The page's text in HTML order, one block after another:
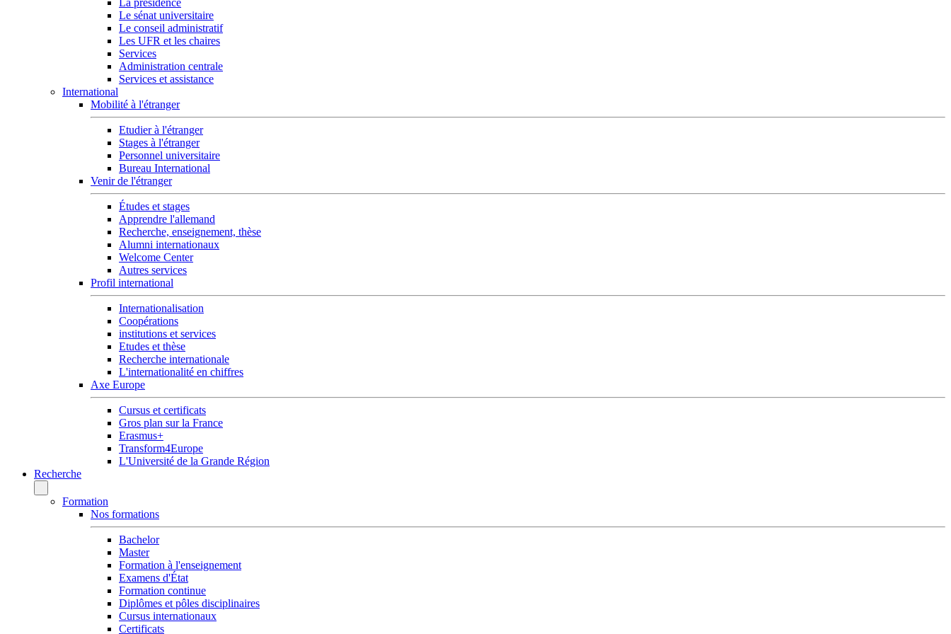
La présidence
Le sénat universitaire
Le conseil administratif
Les UFR et les chaires
Services
Administration centrale
Services et assistance
International
Mobilité à l'étranger
Etudier à l'étranger
Stages à l'étranger
Personnel universitaire
Bureau International
Venir de l'étranger
Études et stages
Apprendre l'allemand
Recherche, enseignement, thèse
Alumni internationaux
Welcome Center
Autres services
Profil international
Internationalisation
Coopérations
institutions et services
Etudes et thèse
Recherche internationale
L'internationalité en chiffres
Axe Europe
Cursus et certificats
Gros plan sur la France
Erasmus+
Transform4Europe
L'Université de la Grande Région
Recherche
Formation
Nos formations
Bachelor
Master
Formation à l'enseignement
Examens d'État
Formation continue
Diplômes et pôles disciplinaires
Cursus internationaux
Certificats